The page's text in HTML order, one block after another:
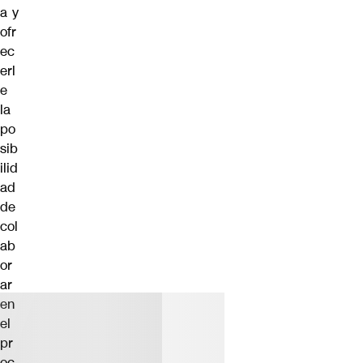
a y
ofr
ec
erl
e
la
po
sib
ilid
ad
de
col
ab
or
ar
en
el
pr